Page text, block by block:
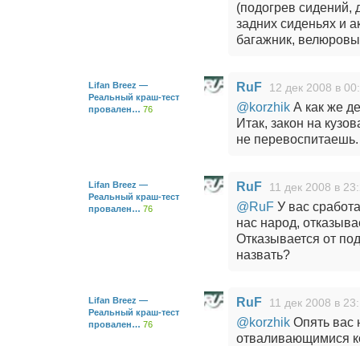
(подогрев сидений,
задних сиденьях и
багажник,
Lifan Breez —
Реальный краш-тест
провален… 76
RuF 12 дек 2008 в
@korzhikА как же
Итак, закон на
не перевоспитаешь.
Lifan Breez —
Реальный краш-тест
провален… 76
RuF 11 дек 2008 в
@RuFУ вас
нас народ,
Отказывается от
назвать?
Lifan Breez —
Реальный краш-тест
провален… 76
RuF 11 дек 2008 в
@korzhikОпять вас
отваливающимися